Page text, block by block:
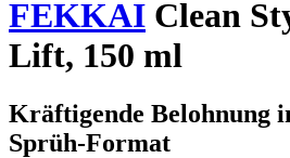
FEKKAI Clean
Lift, 150 ml
Kräftigende Belohnung
Sprüh-Format